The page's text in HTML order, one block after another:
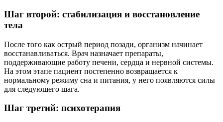
Шаг второй: стабилизация и восстановление
тела
После того как острый период позади, организм начинает
восстанавливаться. Врач назначает препараты,
поддерживающие работу печени, сердца и нервной системы.
На этом этапе пациент постепенно возвращается к
нормальному режиму сна и питания, у него появляются силы
для следующего шага.
Шаг третий: психотерапия